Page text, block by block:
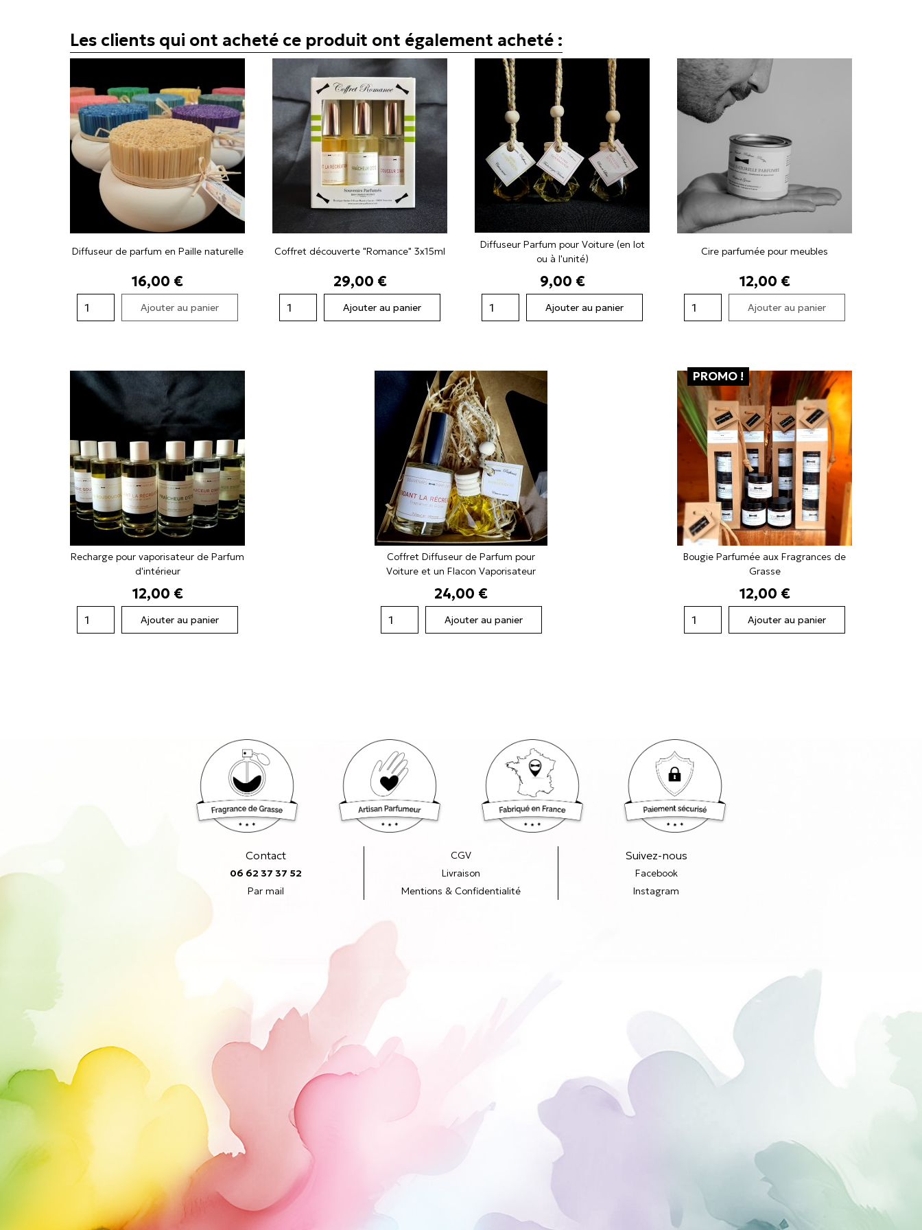
Les clients qui ont acheté ce produit ont également acheté :
Diffuseur de parfum en Paille naturelle
Prix
16,00 €
Ajouter au panier
Coffret découverte "Romance" 3x15ml
Prix
29,00 €
Ajouter au panier
Diffuseur Parfum pour Voiture (en lot
ou à l'unité)
Prix
9,00 €
Ajouter au panier
Cire parfumée pour meubles
Prix
12,00 €
Ajouter au panier
Recharge pour vaporisateur de Parfum
d'intérieur
Prix
12,00 €
Ajouter au panier
Coffret Diffuseur de Parfum pour
Voiture et un Flacon Vaporisateur
Prix
24,00 €
Ajouter au panier
Bougie Parfumée aux Fragrances de
Grasse
Prix
12,00 €
Ajouter au panier
PROMO !
Contact
06 62 37 37 52
Par mail
CGV
Livraison
Mentions & Confidentialité
Suivez-nous
Facebook
Instagram